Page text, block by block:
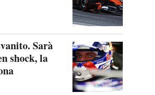
Sarà
shock, la